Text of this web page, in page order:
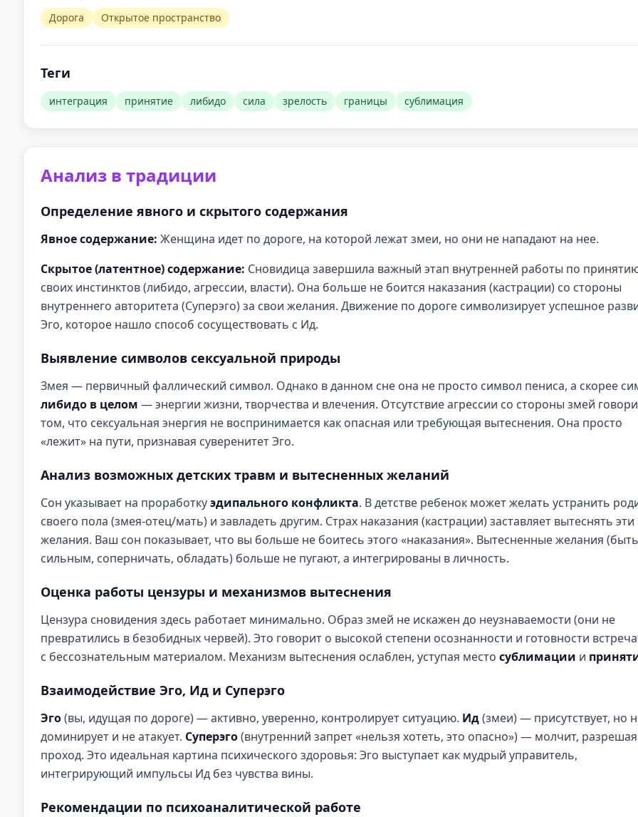
Дорога Открытое пространство
Теги
интеграция принятие либидо сила зрелость границы сублимация
Анализ в традиции
Определение явного и скрытого содержания
Явное содержание: Женщина идет по дороге, на которой лежат змеи, но они не нападают на нее.
Скрытое (латентное) содержание: Сновидица завершила важный этап внутренней работы по
своих инстинктов (либидо, агрессии, власти). Она больше не боится наказания (кастрации) со стороны
внутреннего авторитета (Суперэго) за свои желания. Движение по дороге символизирует успешное
Эго, которое нашло способ сосуществовать с Ид.
Выявление символов сексуальной природы
Змея — первичный фаллический символ. Однако в данном сне она не просто символ пениса, а скорее
либидо в целом — энергии жизни, творчества и влечения. Отсутствие агрессии со стороны змей
том, что сексуальная энергия не воспринимается как опасная или требующая вытеснения. Она просто
«лежит» на пути, признавая суверенитет Эго.
Анализ возможных детских травм и вытесненных желаний
Сон указывает на проработкуэдипального конфликта. В детстве ребенок может желать устранить
своего пола (змея-отец/мать) и завладеть другим. Страх наказания (кастрации) заставляет вытеснять эти
желания. Ваш сон показывает, что вы больше не боитесь этого «наказания». Вытесненные желания (быть
сильным, соперничать, обладать) больше не пугают, а интегрированы в личность.
Оценка работы цензуры и механизмов вытеснения
Цензура сновидения здесь работает минимально. Образ змей не искажен до неузнаваемости (они не
превратились в безобидных червей). Это говорит о высокой степени осознанности и готовности
с бессознательным материалом. Механизм вытеснения ослаблен, уступая место сублимации и
Взаимодействие Эго, Ид и Суперэго
Эго(вы, идущая по дороге) — активно, уверенно, контролирует ситуацию. Ид(змеи) — присутствует, но
доминирует и не атакует. Суперэго(внутренний запрет «нельзя хотеть, это опасно») — молчит, разрешая
проход. Это идеальная картина психического здоровья: Эго выступает как мудрый управитель,
интегрирующий импульсы Ид без чувства вины.
Рекомендации по психоаналитической работе